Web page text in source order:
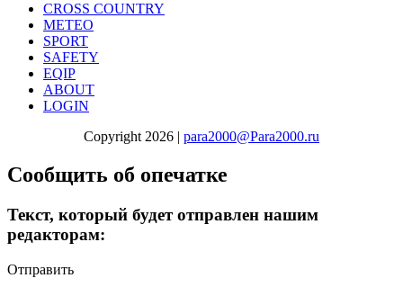
CROSS COUNTRY
METEO
SPORT
SAFETY
EQIP
ABOUT
LOGIN
Copyright 2026 | para2000@Para2000.ru
Сообщить об опечатке
Текст, который будет отправлен нашим
редакторам:
Отправить